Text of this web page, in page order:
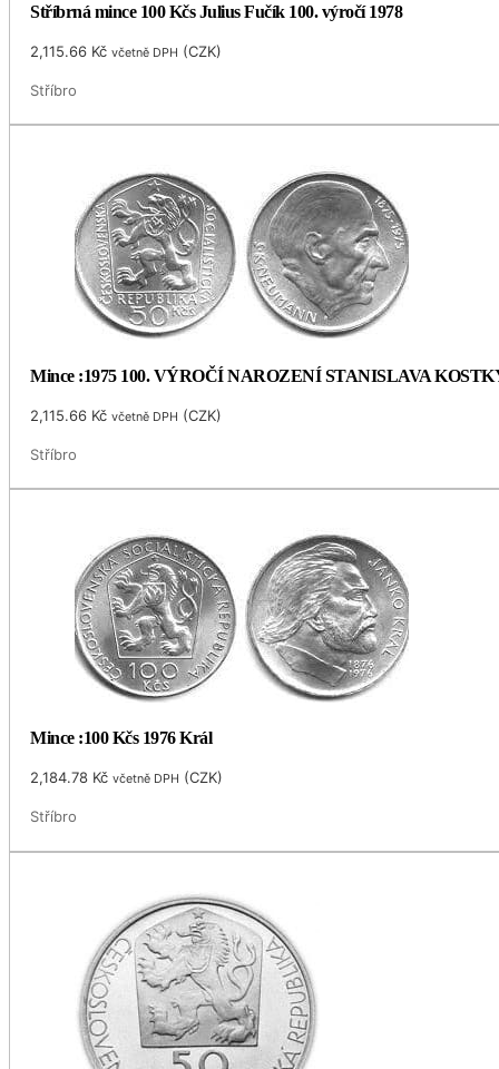
Stříbrná mince 100 Kčs Julius Fučík 100. výročí 1978
2,115.66 Kč včetně DPH (CZK)
Stříbro
Mince :1975 100. VÝROČÍ NAROZENÍ STANISLAVA
2,115.66 Kč včetně DPH (CZK)
Stříbro
Mince :100 Kčs 1976 Král
2,184.78 Kč včetně DPH (CZK)
Stříbro